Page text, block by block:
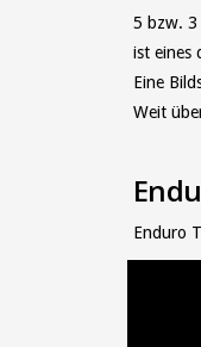
5 bzw. 3
ist eines
Eine
Weit
Enduro